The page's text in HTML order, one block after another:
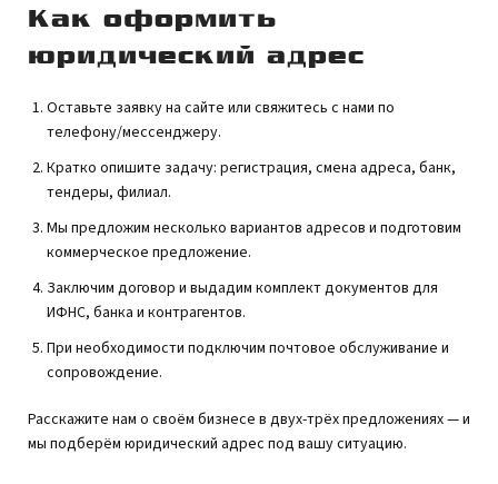
Как оформить
юридический адрес
Оставьте заявку на сайте или свяжитесь с нами по
телефону/мессенджеру.
Кратко опишите задачу: регистрация, смена адреса, банк,
тендеры, филиал.
Мы предложим несколько вариантов адресов и подготовим
коммерческое предложение.
Заключим договор и выдадим комплект документов для
ИФНС, банка и контрагентов.
При необходимости подключим почтовое обслуживание и
сопровождение.
Расскажите нам о своём бизнесе в двух-трёх предложениях — и
мы подберём юридический адрес под вашу ситуацию.